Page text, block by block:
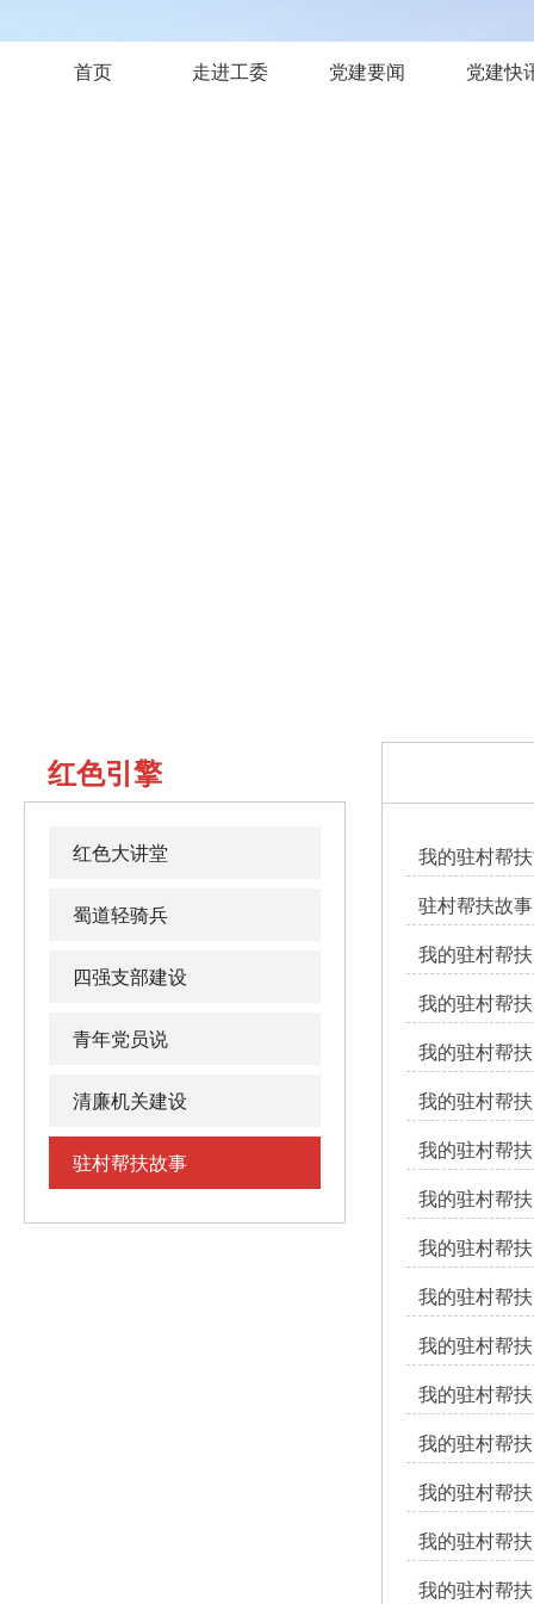
首页 走进工委 党建要闻 党建快
红色引擎
红色大讲堂
蜀道轻骑兵
四强支部建设
青年党员说
清廉机关建设
驻村帮扶故事
我的驻村帮
驻村帮扶故
我的驻村帮
我的驻村帮
我的驻村帮
我的驻村帮
我的驻村帮
我的驻村帮
我的驻村帮
我的驻村帮
我的驻村帮
我的驻村帮
我的驻村帮
我的驻村帮
我的驻村帮
我的驻村帮